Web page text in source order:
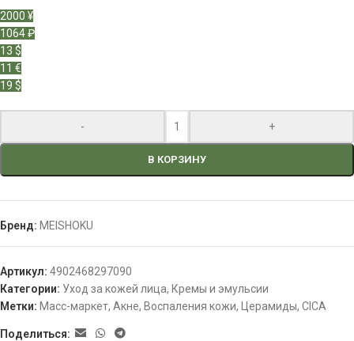
2000 ¥
1064 ₽
13 $
11 €
19 $
- +
В КОРЗИНУ
Бренд: MEISHOKU
Артикул: 4902468297090
Категории: Уход за кожей лица, Кремы и эмульсии
Метки: Масс-маркет, Акне, Воспаления кожи, Церамиды, CICA
Поделиться: